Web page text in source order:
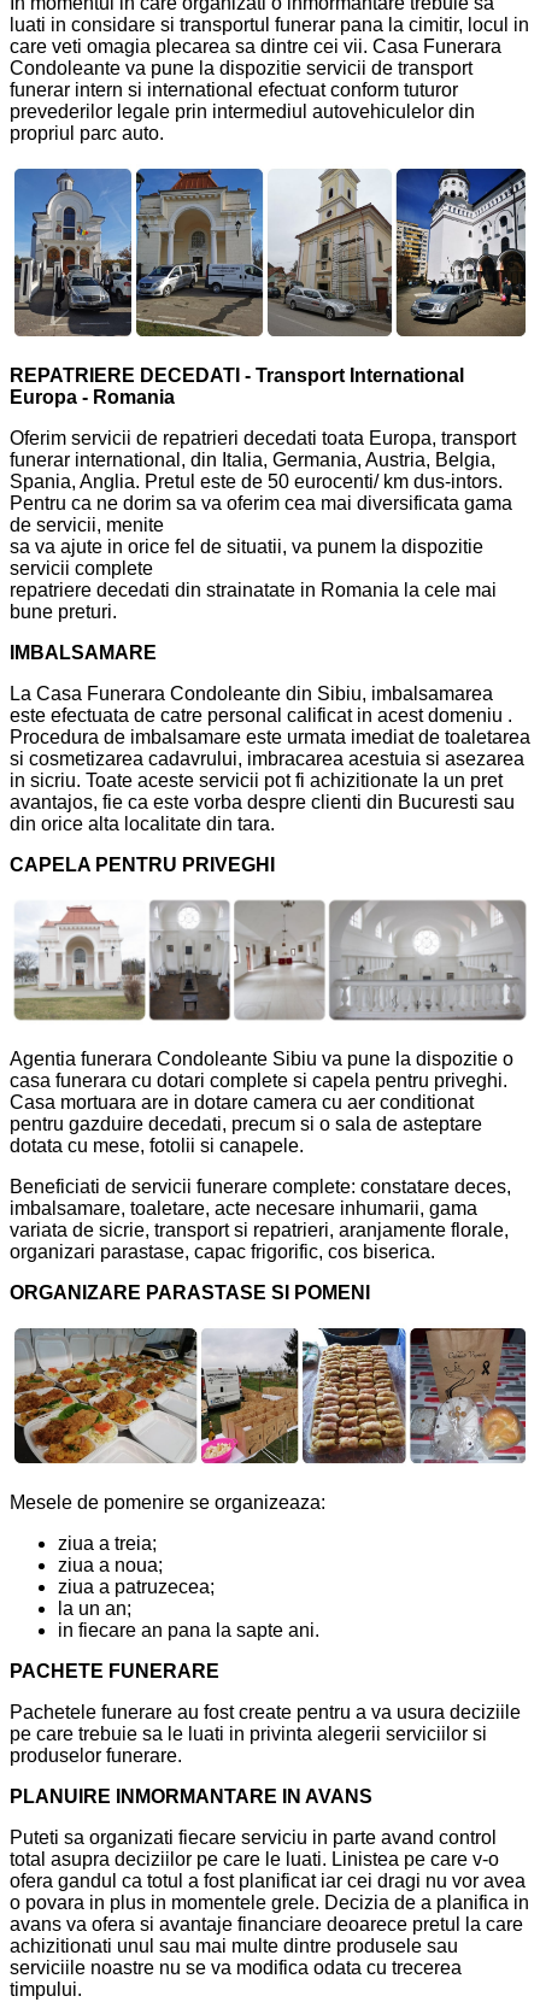
luati in considare si transportul funerar pana la cimitir, locul in
care veti omagia plecarea sa dintre cei vii. Casa Funerara
Condoleante va pune la dispozitie servicii de transport
funerar intern si international efectuat conform tuturor
prevederilor legale prin intermediul autovehiculelor din
propriul parc auto.
REPATRIERE DECEDATI - Transport International
Europa - Romania
Oferim servicii de repatrieri decedati toata Europa, transport
funerar international, din Italia, Germania, Austria, Belgia,
Spania, Anglia. Pretul este de 50 eurocenti/ km dus-intors.
Pentru ca ne dorim sa va oferim cea mai diversificata gama
de servicii, menite
sa va ajute in orice fel de situatii, va punem la dispozitie
servicii complete
repatriere decedati din strainatate in Romania la cele mai
bune preturi.
IMBALSAMARE
La Casa Funerara Condoleante din Sibiu, imbalsamarea
este efectuata de catre personal calificat in acest domeniu .
Procedura de imbalsamare este urmata imediat de toaletarea
si cosmetizarea cadavrului, imbracarea acestuia si asezarea
in sicriu. Toate aceste servicii pot fi achizitionate la un pret
avantajos, fie ca este vorba despre clienti din Bucuresti sau
din orice alta localitate din tara.
CAPELA PENTRU PRIVEGHI
Agentia funerara Condoleante Sibiu va pune la dispozitie o
casa funerara cu dotari complete si capela pentru priveghi.
Casa mortuara are in dotare camera cu aer conditionat
pentru gazduire decedati, precum si o sala de asteptare
dotata cu mese, fotolii si canapele.
Beneficiati de servicii funerare complete: constatare deces,
imbalsamare, toaletare, acte necesare inhumarii, gama
variata de sicrie, transport si repatrieri, aranjamente florale,
organizari parastase, capac frigorific, cos biserica.
ORGANIZARE PARASTASE SI POMENI
Mesele de pomenire se organizeaza:
ziua a treia;
ziua a noua;
ziua a patruzecea;
la un an;
in fiecare an pana la sapte ani.
PACHETE FUNERARE
Pachetele funerare au fost create pentru a va usura deciziile
pe care trebuie sa le luati in privinta alegerii serviciilor si
produselor funerare.
PLANUIRE INMORMANTARE IN AVANS
Puteti sa organizati fiecare serviciu in parte avand control
total asupra deciziilor pe care le luati. Linistea pe care v-o
ofera gandul ca totul a fost planificat iar cei dragi nu vor avea
o povara in plus in momentele grele. Decizia de a planifica in
avans va ofera si avantaje financiare deoarece pretul la care
achizitionati unul sau mai multe dintre produsele sau
serviciile noastre nu se va modifica odata cu trecerea
timpului.